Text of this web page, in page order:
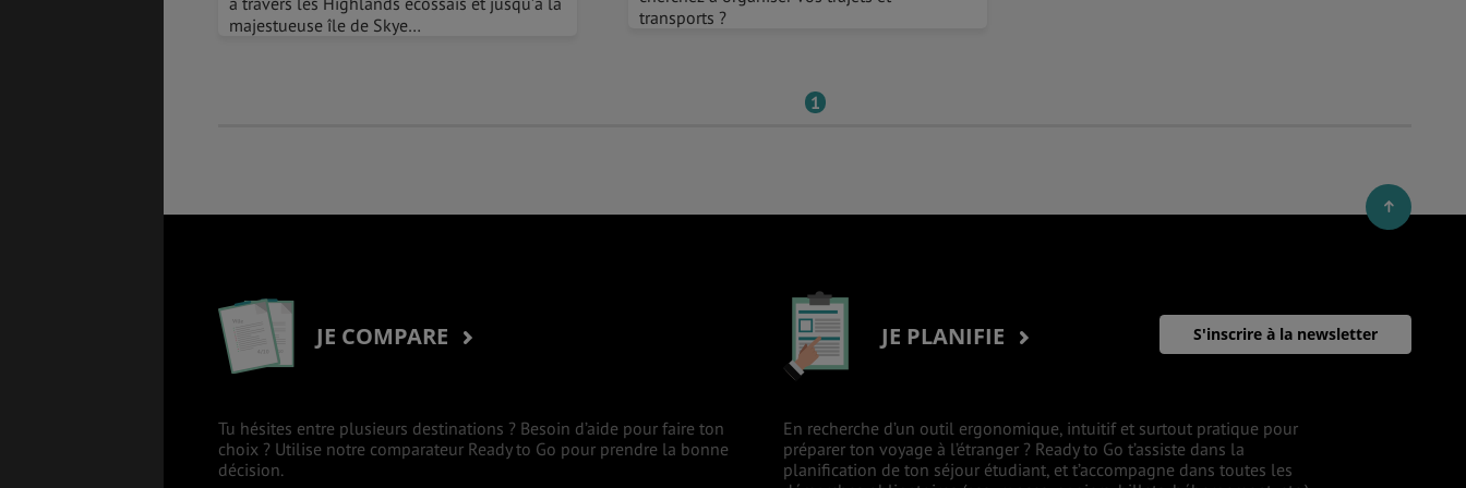
transports ?
majestueuse île de Skye…
1
S'inscrire à la newsletter
JE COMPARE
Tu hésites entre plusieurs destinations ? Besoin d’aide pour faire ton
choix ? Utilise notre comparateur Ready to Go pour prendre la bonne
décision.
JE PLANIFIE
En recherche d’un outil ergonomique, intuitif et surtout pratique pour
préparer ton voyage à l’étranger ? Ready to Go t’assiste dans la
planification de ton séjour étudiant, et t’accompagne dans toutes les